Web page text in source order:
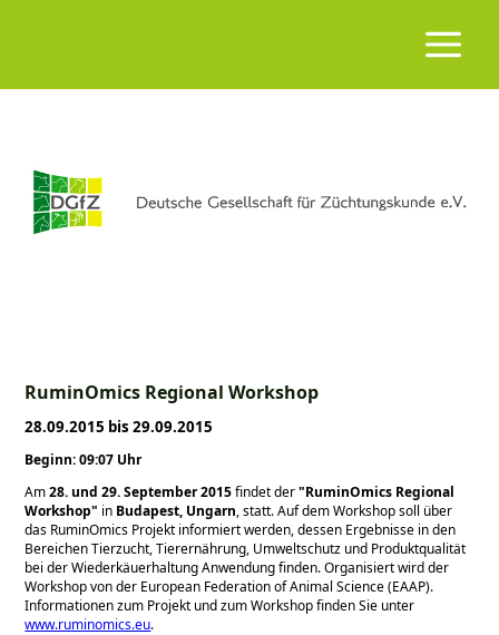
RuminOmics Regional Workshop
28.09.2015 bis 29.09.2015
Beginn: 09:07 Uhr
Am28. und 29. September 2015findet der RuminOmics Regional
Workshop in Budapest, Ungarn, statt. Auf dem Workshop soll über
das RuminOmics Projekt informiert werden, dessen Ergebnisse in den
Bereichen Tierzucht, Tierernährung, Umweltschutz und Produktqualität
bei der Wiederkäuerhaltung Anwendung finden. Organisiert wird der
Workshop von der European Federation of Animal Science (EAAP).
Informationen zum Projekt und zum Workshop finden Sie unter
www.ruminomics.eu.